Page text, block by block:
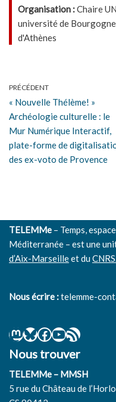
Organisation :Chaire
université de
d'Athènes
PRÉCÉDENT
« Nouvelle Thélème! »
Archéologie culturelle : le
Mur Numérique Interactif,
plate-forme de
des ex-voto de Provence
TELEMMe – Temps,
Méditerranée – est une
d’Aix-Marseilleet du
Nous écrire :telemme-
Nous trouver
TELEMMe – MMSH
5 rue du Château de